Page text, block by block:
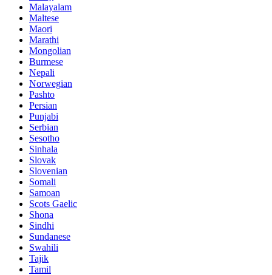
Malayalam
Maltese
Maori
Marathi
Mongolian
Burmese
Nepali
Norwegian
Pashto
Persian
Punjabi
Serbian
Sesotho
Sinhala
Slovak
Slovenian
Somali
Samoan
Scots Gaelic
Shona
Sindhi
Sundanese
Swahili
Tajik
Tamil